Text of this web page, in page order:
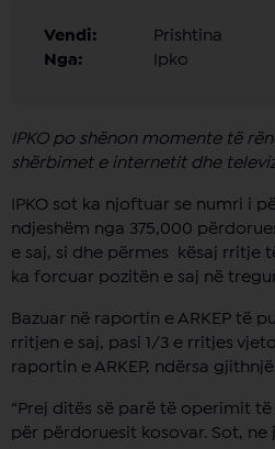
Vendi:
Prishtina
Nga:
Ipko
IPKO po shënon momente të
shërbimet e internetit dhe
IPKO sot ka njoftuar se numri i
ndjeshëm nga 375,000
e saj, si dhe përmes kësaj rritje
ka forcuar pozitën e saj në
Bazuar në raportin e ARKEP të
rritjen e saj, pasi 1/3 e rritjes
raportin e ARKEP, ndërsa
“Prej ditës së parë të operimit
për përdoruesit kosovar. Sot,